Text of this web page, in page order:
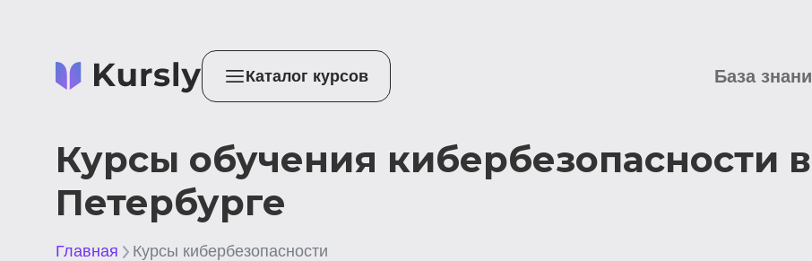
Каталог курсов База
Курсы обучения кибербезопасности
Петербурге
Главная Курсы кибербезопасности